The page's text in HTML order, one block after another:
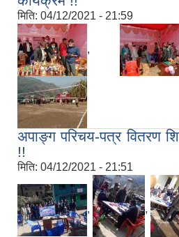
मिति: 04/12/2021 - 21:59
,
अपाङ्ग परिचय-पत्र वितरण
!!
मिति: 04/12/2021 - 21:51
, ,